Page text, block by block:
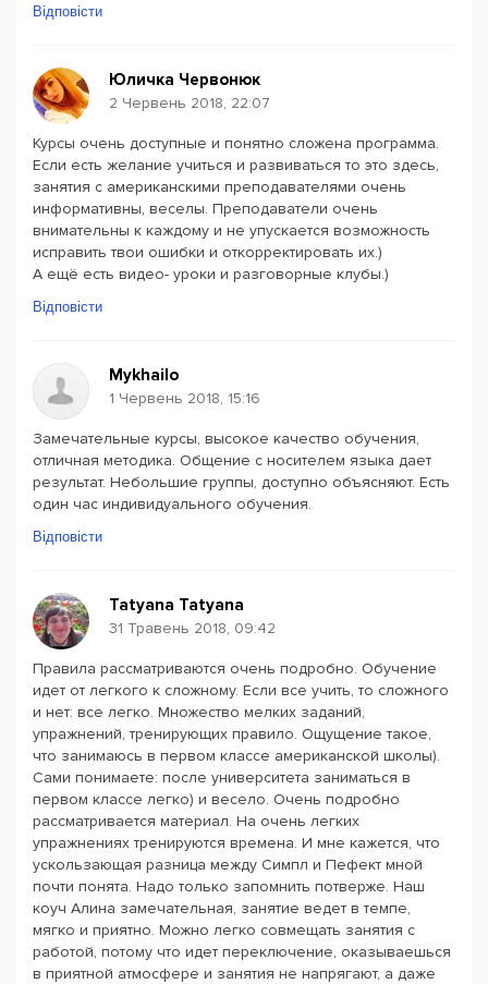
Відповісти
Юличка Червонюк
2 Червень 2018, 22:07
Курсы очень доступные и понятно сложена программа.
Если есть желание учиться и развиваться то это здесь,
занятия с американскими преподавателями очень
информативны, веселы. Преподаватели очень
внимательны к каждому и не упускается возможность
исправить твои ошибки и откорректировать их.)
А ещё есть видео- уроки и разговорные клубы.)
Відповісти
Mykhailo
1 Червень 2018, 15:16
Замечательные курсы, высокое качество обучения,
отличная методика. Общение с носителем языка дает
результат. Небольшие группы, доступно объясняют. Есть
один час индивидуального обучения.
Відповісти
Tatyana Tatyana
31 Травень 2018, 09:42
Правила рассматриваются очень подробно. Обучение
идет от легкого к сложному. Если все учить, то сложного
и нет: все легко. Множество мелких заданий,
упражнений, тренирующих правило. Ощущение такое,
что занимаюсь в первом классе американской школы).
Сами понимаете: после университета заниматься в
первом классе легко) и весело. Очень подробно
рассматривается материал. На очень легких
упражнениях тренируются времена. И мне кажется, что
ускользающая разница между Симпл и Пефект мной
почти понята. Надо только запомнить потверже. Наш
коуч Алина замечательная, занятие ведет в темпе,
мягко и приятно. Можно легко совмещать занятия с
работой, потому что идет переключение, оказываешься
в приятной атмосфере и занятия не напрягают, а даже